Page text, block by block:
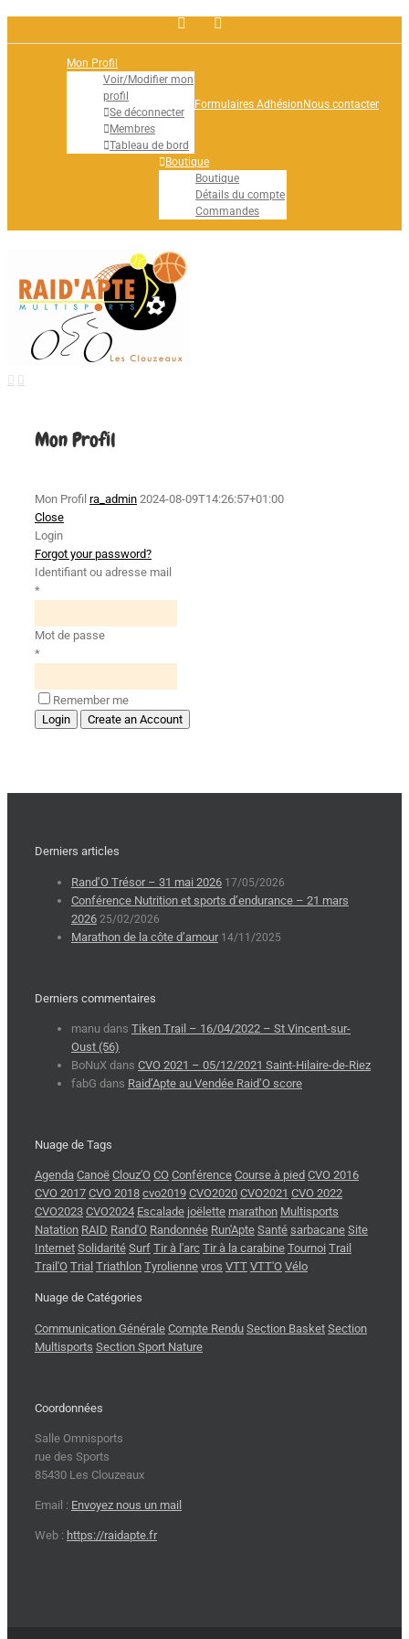
Facebook
Mon Profil
Voir/Modifier mon
profil
Se déconnecter
Membres
Tableau de bord
Formulaires Adhésion Nous contacter
Boutique
Boutique
Détails du compte
Commandes
Mon Profil
Mon Profil ra_admin 2024-08-09T14:26:57+01:00
Close
Login
Forgot your password?
Identifiant ou adresse mail
*
Mot de passe
*
Remember me
Derniers articles
Rand’O Trésor – 31 mai 2026 17/05/2026
Conférence Nutrition et sports d’endurance – 21 mars
2026 25/02/2026
Marathon de la côte d’amour 14/11/2025
Derniers commentaires
manu dans Tiken Trail – 16/04/2022 – St Vincent-sur-
Oust (56)
BoNuX dans CVO 2021 – 05/12/2021 Saint-Hilaire-de-Riez
fabG dans Raid’Apte au Vendée Raid’O score
Nuage de Tags
Agenda Canoë Clouz'O CO Conférence Course à pied CVO 2016
CVO 2017 CVO 2018 cvo2019 CVO2020 CVO2021 CVO 2022
CVO2023 CVO2024 Escalade joëlette marathon Multisports
Natation RAID Rand'O Randonnée Run'Apte Santé sarbacane Site
Internet Solidarité Surf Tir à l'arc Tir à la carabine Tournoi Trail
Trail'O Trial Triathlon Tyrolienne vros VTT VTT'O Vélo
Nuage de Catégories
Communication Générale Compte Rendu Section Basket Section
Multisports Section Sport Nature
Coordonnées
Salle Omnisports
rue des Sports
85430 Les Clouzeaux
Email : Envoyez nous un mail
Web : https://raidapte.fr